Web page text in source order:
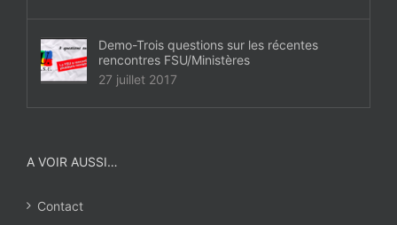
Demo-Trois questions sur les récentes
rencontres FSU/Ministères
27 juillet 2017
A VOIR AUSSI…
Contact